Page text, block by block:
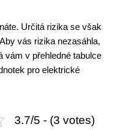
Určitá rizika se však
vás rizika nezasáhla,
vám v přehledné tabulce
pro elektrické
3.7/5 - (3 votes)